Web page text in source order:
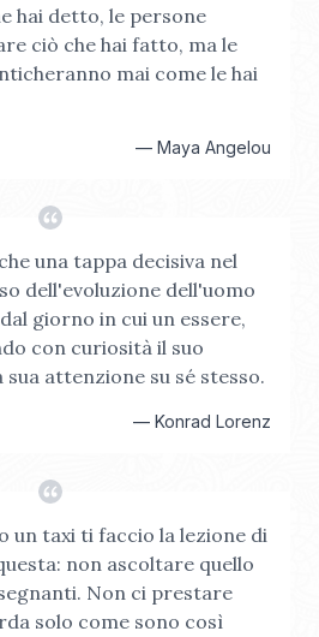
hai detto, le persone
ciò che hai fatto, ma le
mai come le hai
— Maya Angelou
una tappa decisiva nel
dell'evoluzione dell'uomo
giorno in cui un essere,
con curiosità il suo
attenzione su sé stesso.
— Konrad Lorenz
un taxi ti faccio la lezione di
non ascoltare quello
Non ci prestare
solo come sono così